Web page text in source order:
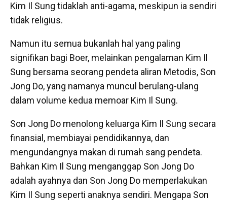
Kim Il Sung tidaklah anti-agama, meskipun ia sendiri
tidak religius.
Namun itu semua bukanlah hal yang paling
signifikan bagi Boer, melainkan pengalaman Kim Il
Sung bersama seorang pendeta aliran Metodis, Son
Jong Do, yang namanya muncul berulang-ulang
dalam volume kedua memoar Kim Il Sung.
Son Jong Do menolong keluarga Kim Il Sung secara
finansial, membiayai pendidikannya, dan
mengundangnya makan di rumah sang pendeta.
Bahkan Kim Il Sung menganggap Son Jong Do
adalah ayahnya dan Son Jong Do memperlakukan
Kim Il Sung seperti anaknya sendiri. Mengapa Son